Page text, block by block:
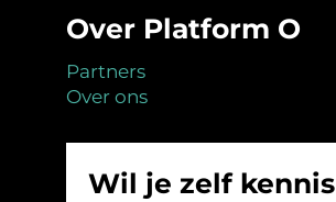
Over Platform O
Partners
Over ons
Wil je zelf kennis